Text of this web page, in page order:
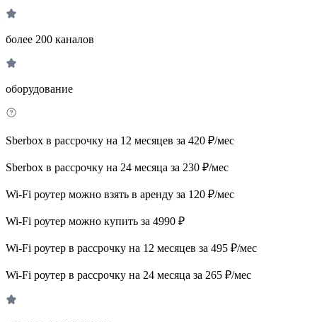
более 200 каналов
оборудование
Sberbox в рассрочку на 12 месяцев за 420 ₽/мес
Sberbox в рассрочку на 24 месяца за 230 ₽/мес
Wi-Fi роутер можно взять в аренду за 120 ₽/мес
Wi-Fi роутер можно купить за 4990 ₽
Wi-Fi роутер в рассрочку на 12 месяцев за 495 ₽/мес
Wi-Fi роутер в рассрочку на 24 месяца за 265 ₽/мес